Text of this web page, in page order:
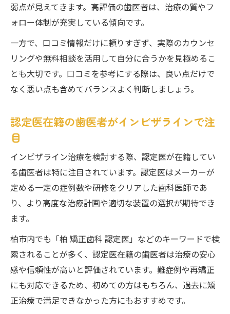
弱点が見えてきます。高評価の歯医者は、治療の質やフ
ォロー体制が充実している傾向です。
一方で、口コミ情報だけに頼りすぎず、実際のカウンセ
リングや無料相談を活用して自分に合うかを見極めるこ
とも大切です。口コミを参考にする際は、良い点だけで
なく悪い点も含めてバランスよく判断しましょう。
認定医在籍の歯医者がインビザラインで注
目
インビザライン治療を検討する際、認定医が在籍してい
る歯医者は特に注目されています。認定医はメーカーが
定める一定の症例数や研修をクリアした歯科医師であ
り、より高度な治療計画や適切な装置の選択が期待でき
ます。
柏市内でも「柏 矯正歯科 認定医」などのキーワードで検
索されることが多く、認定医在籍の歯医者は治療の安心
感や信頼性が高いと評価されています。難症例や再矯正
にも対応できるため、初めての方はもちろん、過去に矯
正治療で満足できなかった方にもおすすめです。